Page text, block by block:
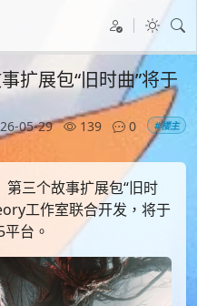
扩展包“旧时曲”将于
05-29 139
0
#楼主
第三个故事扩展包“旧时
工作室联合开发，将于
台。